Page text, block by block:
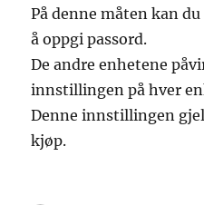
På denne måten kan
å oppgi passord.
De andre enhetene
innstillingen på hver
Denne innstillingen
kjøp.